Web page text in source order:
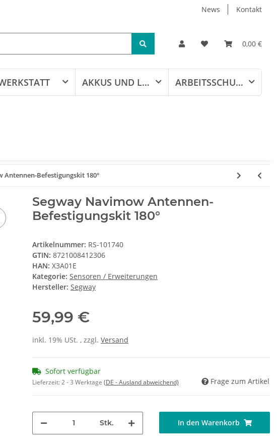
News Kontakt
0,00 €
AKKUS UND LADEGERÄTE ARBEITSSCHUTZ
Antennen-Befestigungskit 180°
Segway Navimow Antennen-
Befestigungskit 180°
Artikelnummer: RS-101740
GTIN: 8721008412306
HAN: X3A01E
Kategorie: Sensoren / Erweiterungen
Hersteller: Segway
59,99 €
inkl. 19% USt. , zzgl. Versand
Sofort verfügbar
Lieferzeit:2 - 3 Werktage (DE - Ausland abweichend) Frage zum Artikel
Stk. In den Warenkorb